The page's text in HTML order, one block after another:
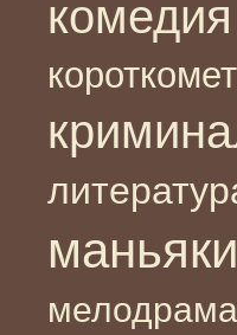
комедия
маньяки
мелодрама